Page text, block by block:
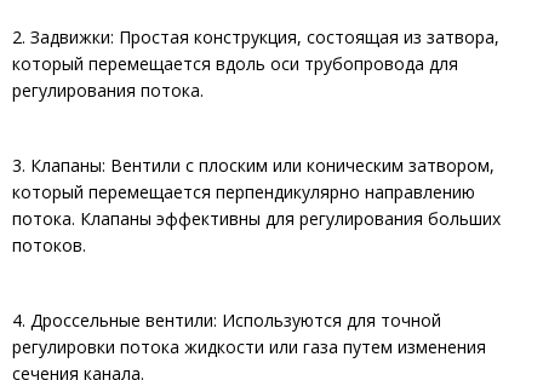
2. Задвижки: Простая конструкция, состоящая из затвора,
который перемещается вдоль оси трубопровода для
регулирования потока.
3. Клапаны: Вентили с плоским или коническим затвором,
который перемещается перпендикулярно направлению
потока. Клапаны эффективны для регулирования больших
потоков.
4. Дроссельные вентили: Используются для точной
регулировки потока жидкости или газа путем изменения
сечения канала.